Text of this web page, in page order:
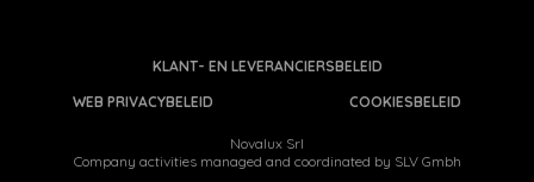
KLANT- EN LEVERANCIERSBELEID
WEB PRIVACYBELEID
COOKIESBELEID
Novalux Srl
Company activities managed and coordinated by SLV Gmbh